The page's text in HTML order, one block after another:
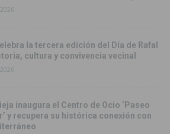
la tercera edición del Día de Rafal
cultura y convivencia vecinal
inaugura el Centro de Ocio ‘Paseo
y recupera su histórica conexión con